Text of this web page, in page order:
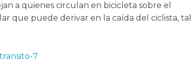
a quienes circulan en bicicleta sobre el
que puede derivar en la caída del ciclista, tal